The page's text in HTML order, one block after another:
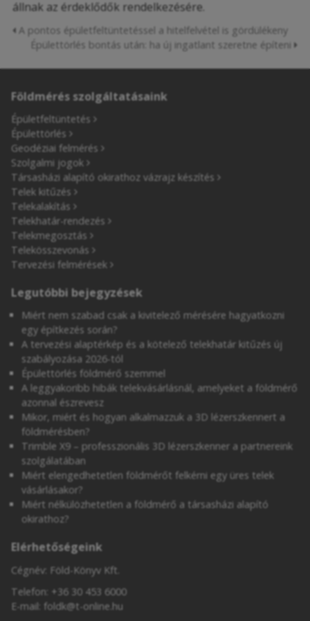
állnak az érdeklődők rendelkezésére.
A pontos épületfeltüntetéssel a hitelfelvétel is gördülékeny
Épülettörlés bontás után: ha új ingatlant szeretne építeni
Földmérés szolgáltatásaink
Épületfeltüntetés
Épülettörlés
Geodéziai felmérés
Szolgalmi jogok
Társasházi alapító okirathoz vázrajz készítés
Telek kitűzés
Telekalakítás
Telekhatár-rendezés
Telekmegosztás
Telekösszevonás
Tervezési felmérések
Legutóbbi bejegyzések
Miért nem szabad csak a kivitelező mérésére hagyatkozni
egy építkezés során?
A tervezési alaptérkép és a kötelező telekhatár kitűzés új
szabályozása 2026-tól
Épülettörlés földmérő szemmel
A leggyakoribb hibák telekvásárlásnál, amelyeket a földmérő
azonnal észrevesz
Mikor, miért és hogyan alkalmazzuk a 3D lézerszkennert a
földmérésben?
Trimble X9 – professzionális 3D lézerszkenner a partnereink
szolgálatában
Miért elengedhetetlen földmérőt felkérni egy üres telek
vásárlásakor?
Miért nélkülözhetetlen a földmérő a társasházi alapító
okirathoz?
Elérhetőségeink
Cégnév: Föld-Könyv Kft.
Telefon: +36 30 453 6000
E-mail: foldk@t-online.hu